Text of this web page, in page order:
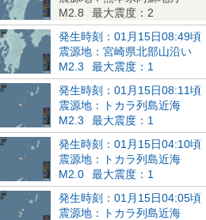
M2.8
最大震度：2
発生時刻：01月15日08:49頃
震源地：宮崎県北部山沿い
M2.3
最大震度：1
発生時刻：01月15日08:11頃
震源地：トカラ列島近海
M2.3
最大震度：1
発生時刻：01月15日04:10頃
震源地：トカラ列島近海
M2.0
最大震度：1
発生時刻：01月15日04:05頃
震源地：トカラ列島近海